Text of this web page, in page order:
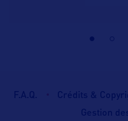
F.A.Q. Crédits &
Gestion